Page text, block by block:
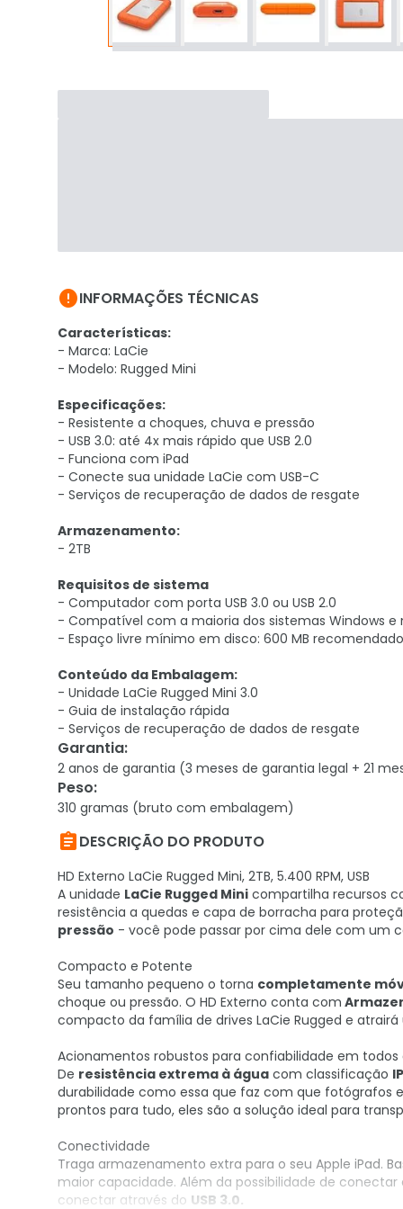
INFORMAÇÕES TÉCNICAS
Características:
- Marca: LaCie
- Modelo: Rugged Mini
Especificações:
- Resistente a choques, chuva e pressão
- USB 3.0: até 4x mais rápido que USB 2.0
- Funciona com iPad
- Conecte sua unidade LaCie com USB-C
- Serviços de recuperação de dados de resgate
Armazenamento:
- 2TB
Requisitos de sistema
- Computador com porta USB 3.0 ou USB 2.0
- Compatível com a maioria dos sistemas Windows
- Espaço livre mínimo em disco: 600 MB
Conteúdo da Embalagem:
- Unidade LaCie Rugged Mini 3.0
- Guia de instalação rápida
- Serviços de recuperação de dados de resgate
Garantia:
2 anos de garantia (3 meses de garantia legal + 21
Peso:
310 gramas (bruto com embalagem)
DESCRIÇÃO DO PRODUTO
HD Externo LaCie Rugged Mini, 2TB, 5.400 RPM, USB
A unidade LaCie Rugged Mini compartilha recursos
resistência a quedas e capa de borracha para
pressão - você pode passar por cima dele com um
Compacto e Potente
Seu tamanho pequeno o torna completamente
choque ou pressão. O HD Externo conta com
compacto da família de drives LaCie Rugged e
Acionamentos robustos para confiabilidade em todos
De resistência extrema à água com classificação
durabilidade como essa que faz com que fotógrafos
prontos para tudo, eles são a solução ideal para
Conectividade
Traga armazenamento extra para o seu Apple iPad.
maior capacidade. Além da possibilidade de conectar
conectar através do USB 3.0.